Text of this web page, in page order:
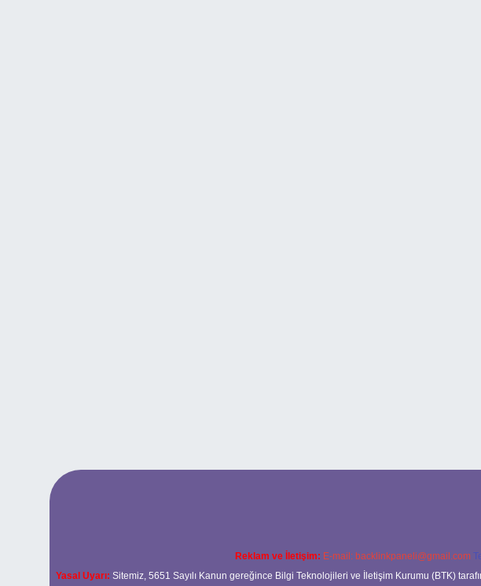
Reklam ve İletişim: E-mail: backlinkpaneli@gmail.com
Yasal Uyarı: Sitemiz, 5651 Sayılı Kanun gereğince Bilgi Teknolojileri ve İletişim Kurumu (BTK)